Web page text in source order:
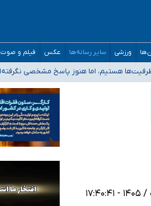
ورزشی سایر رسانه‌ها عکس فیلم و صوت
جغرافیای نظامی دافوس آجا